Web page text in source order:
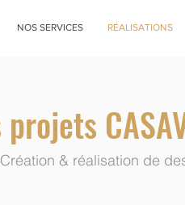
NOS SERVICES RÉALISATIONS
projets
Création & réalisation de